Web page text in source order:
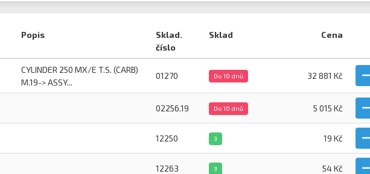
Popis
Sklad.
číslo
Sklad Cena
CYLINDER 250 MX/E T.S. (CARB)
M.19-> ASSY...
01270 Do 10 dnů 32 881 Kč
02256.19 Do 10 dnů 5 015 Kč
12250 3 19 Kč
12263 3 54 Kč